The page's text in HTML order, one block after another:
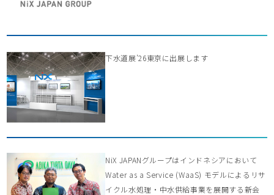
下水道展’26東京に出展します
NiX JAPANグループはインドネシアにおいて
Water as a Service (WaaS) モデルによるリサ
イクル水処理・中水供給事業を展開する新会